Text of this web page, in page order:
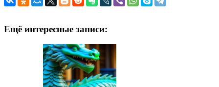
Ещё интересные записи: